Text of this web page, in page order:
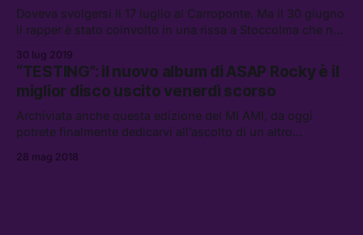
Doveva svolgersi il 17 luglio al Carroponte. Ma il 30 giugno
il rapper è stato coinvolto in una rissa a Stoccolma che ne
tutte le date del tour europeo, compresa quella italiana.
30 lug 2019
“TESTING”: il nuovo album di ASAP Rocky è il
miglior disco uscito venerdì scorso
Archiviata anche questa edizione del MI AMI, da oggi
potrete finalmente dedicarvi all’ascolto di un altro
A$AP Rocky uscito venerdì scorso per […]
28 mag 2018